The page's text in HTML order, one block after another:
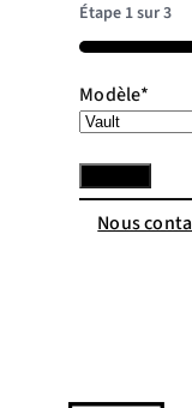
Étape 1sur3
33%
Modèle*
Nous